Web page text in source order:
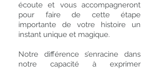
écoute et vous accompagneront
pour faire de cette étape
importante de votre histoire un
instant unique et magique.
Notre différence s’enracine dans
notre capacité à exprimer